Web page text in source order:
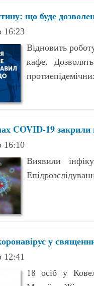
що буде
16:23
Відновить
кафе.
COVID-19
16:10
Виявили
у
12:41
18 осіб у